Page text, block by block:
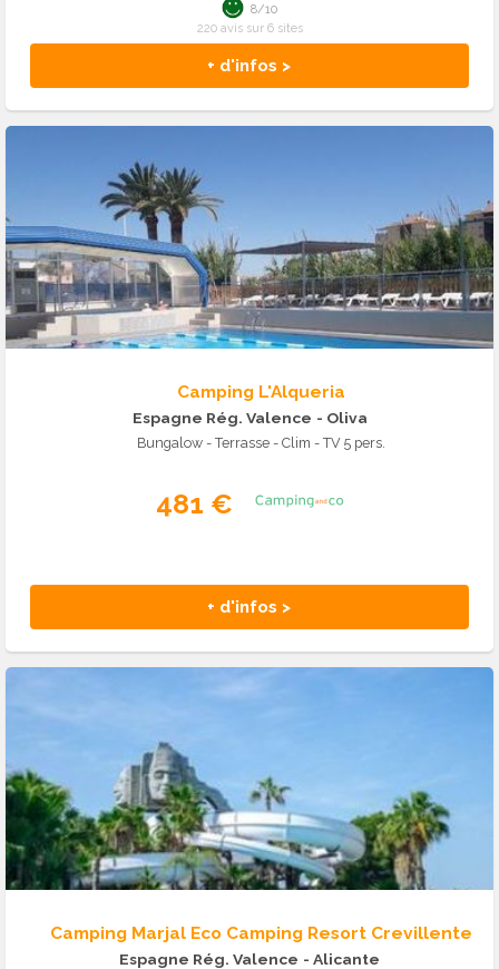
+ d'infos >
8/10
220 avis sur 6 sites
Camping L'Alqueria
Espagne Rég. Valence - Oliva
Bungalow - Terrasse - Clim - TV 5 pers.
481 €
+ d'infos >
Camping Marjal Eco Camping Resort Crevillente
Espagne Rég. Valence - Alicante